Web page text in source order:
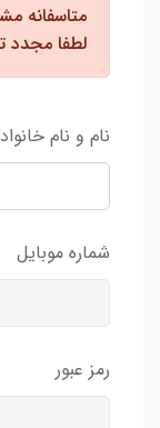
متاسفانه
لطفا مجدد
نام و نام
شماره موبایل
رمز عبور